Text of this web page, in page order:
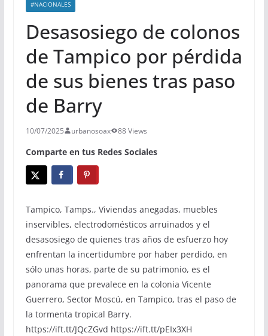
#NACIONALES
Desasosiego de colonos
de Tampico por pérdida
de sus bienes tras paso
de Barry
10/07/2025 urbanosoax 88 Views
Comparte en tus Redes Sociales
Tampico, Tamps., Viviendas anegadas, muebles
inservibles, electrodomésticos arruinados y el
desasosiego de quienes tras años de esfuerzo hoy
enfrentan la incertidumbre por haber perdido, en
sólo unas horas, parte de su patrimonio, es el
panorama que prevalece en la colonia Vicente
Guerrero, Sector Moscú, en Tampico, tras el paso de
la tormenta tropical Barry.
https://ift.tt/JQcZGvd https://ift.tt/pEIx3XH